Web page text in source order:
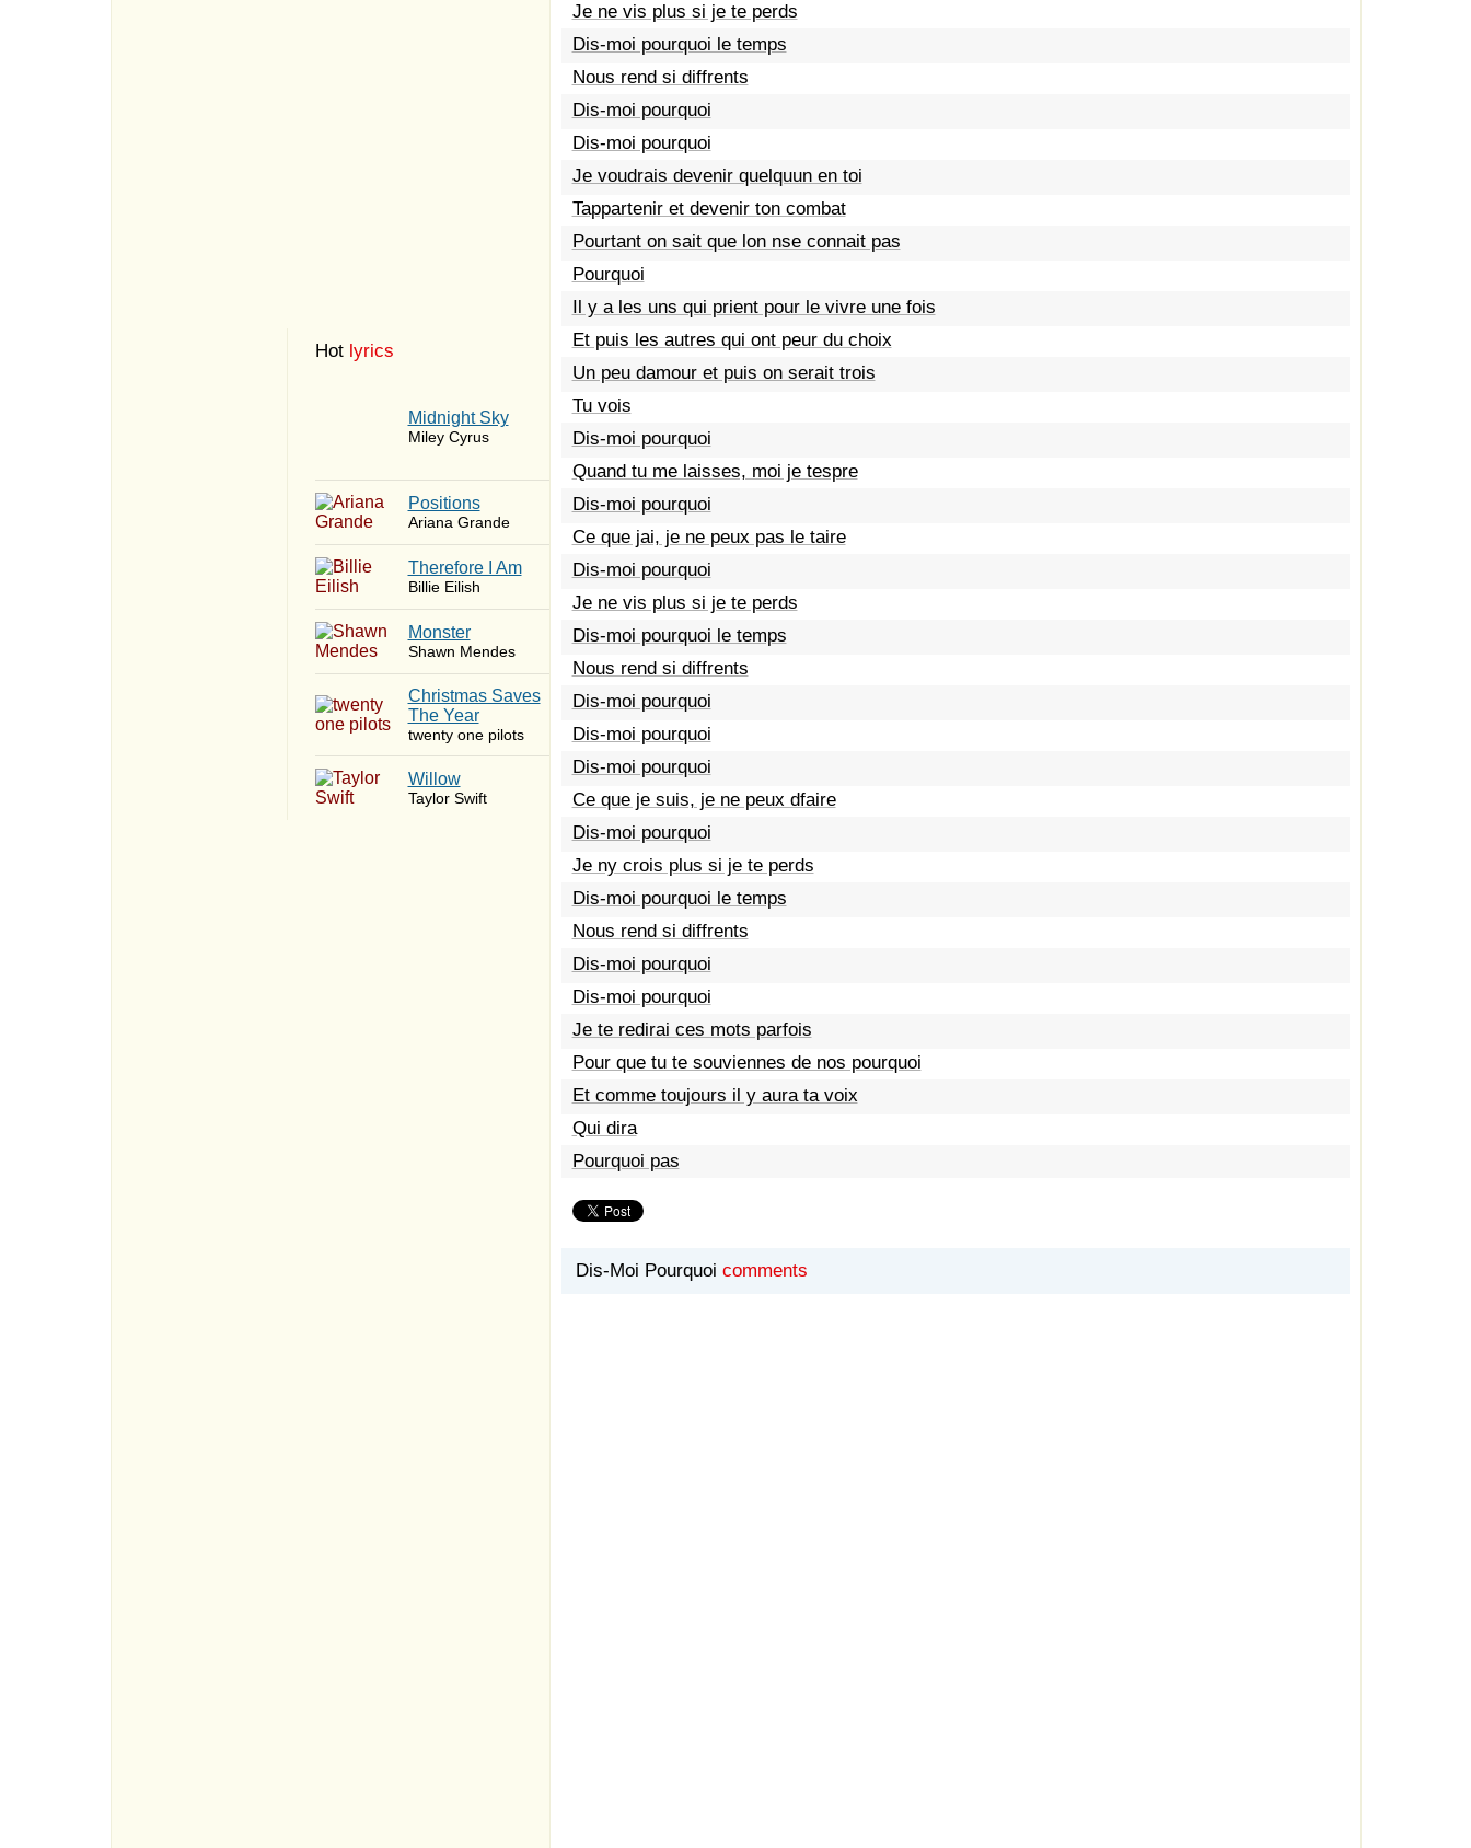
Hot lyrics
Midnight Sky
Miley Cyrus
​Positions
Ariana Grande
Therefore I Am
Billie Eilish
Monster
Shawn Mendes
Christmas Saves
The Year
twenty one pilots
Willow
Taylor Swift
Je ne vis plus si je te perds
Dis-moi pourquoi le temps
Nous rend si diffrents
Dis-moi pourquoi
Dis-moi pourquoi
Je voudrais devenir quelquun en toi
Tappartenir et devenir ton combat
Pourtant on sait que lon nse connait pas
Pourquoi
Il y a les uns qui prient pour le vivre une fois
Et puis les autres qui ont peur du choix
Un peu damour et puis on serait trois
Tu vois
Dis-moi pourquoi
Quand tu me laisses, moi je tespre
Dis-moi pourquoi
Ce que jai, je ne peux pas le taire
Dis-moi pourquoi
Je ne vis plus si je te perds
Dis-moi pourquoi le temps
Nous rend si diffrents
Dis-moi pourquoi
Dis-moi pourquoi
Dis-moi pourquoi
Ce que je suis, je ne peux dfaire
Dis-moi pourquoi
Je ny crois plus si je te perds
Dis-moi pourquoi le temps
Nous rend si diffrents
Dis-moi pourquoi
Dis-moi pourquoi
Je te redirai ces mots parfois
Pour que tu te souviennes de nos pourquoi
Et comme toujours il y aura ta voix
Qui dira
Pourquoi pas
Dis-Moi Pourquoi comments